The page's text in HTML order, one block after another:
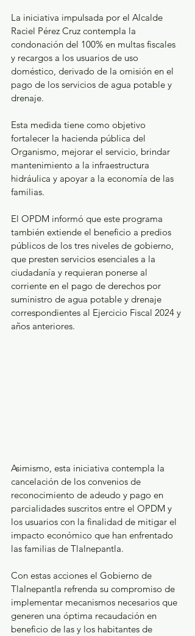
La iniciativa impulsada por el Alcalde
Raciel Pérez Cruz contempla la
condonación del 100% en multas fiscales
y recargos a los usuarios de uso
doméstico, derivado de la omisión en el
pago de los servicios de agua potable y
drenaje.
Esta medida tiene como objetivo
fortalecer la hacienda pública del
Organismo, mejorar el servicio, brindar
mantenimiento a la infraestructura
hidráulica y apoyar a la economía de las
familias.
El OPDM informó que este programa
también extiende el beneficio a predios
públicos de los tres niveles de gobierno,
que presten servicios esenciales a la
ciudadanía y requieran ponerse al
corriente en el pago de derechos por
suministro de agua potable y drenaje
correspondientes al Ejercicio Fiscal 2024 y
años anteriores.
Asimismo, esta iniciativa contempla la
cancelación de los convenios de
reconocimiento de adeudo y pago en
parcialidades suscritos entre el OPDM y
los usuarios con la finalidad de mitigar el
impacto económico que han enfrentado
las familias de Tlalnepantla.
Con estas acciones el Gobierno de
Tlalnepantla refrenda su compromiso de
implementar mecanismos necesarios que
generen una óptima recaudación en
beneficio de las y los habitantes de